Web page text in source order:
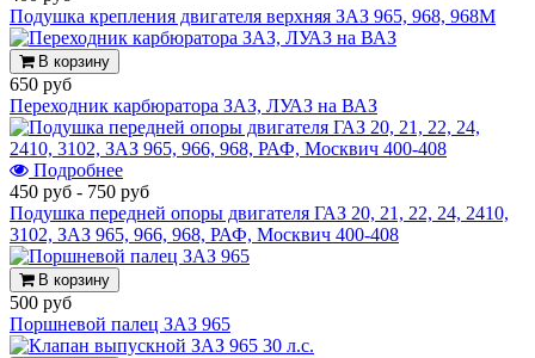
Подушка крепления двигателя верхняя ЗАЗ 965, 968, 968М
В корзину
650 руб
Переходник карбюратора ЗАЗ, ЛУАЗ на ВАЗ
Подробнее
450 руб - 750 руб
Подушка передней опоры двигателя ГАЗ 20, 21, 22, 24, 2410,
3102, ЗАЗ 965, 966, 968, РАФ, Москвич 400-408
В корзину
500 руб
Поршневой палец ЗАЗ 965